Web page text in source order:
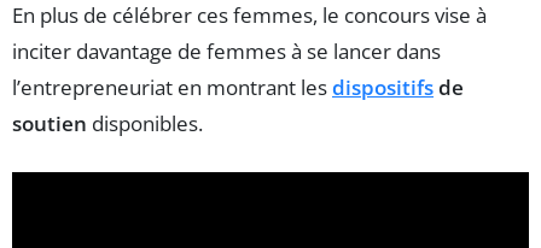
En plus de célébrer ces femmes, le concours vise à
inciter davantage de femmes à se lancer dans
l’entrepreneuriat en montrant lesdispositifsde
soutien disponibles.